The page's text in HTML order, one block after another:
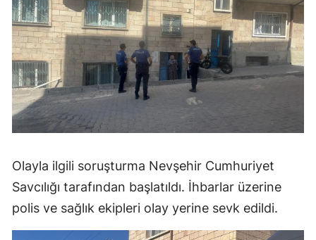
Olayla ilgili soruşturma Nevşehir Cumhuriyet
Savcılığı tarafından başlatıldı. İhbarlar üzerine
polis ve sağlık ekipleri olay yerine sevk edildi.